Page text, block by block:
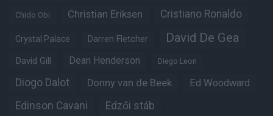
Chido Obi Christian Eriksen Cristiano Ronaldo
Crystal Palace Darren Fletcher David De Gea
David Gill Dean Henderson Diego Leon
Diogo Dalot Donny van de Beek Ed Woodward
Edinson Cavani Edzői stáb